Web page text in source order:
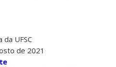
da UFSC
de 2021